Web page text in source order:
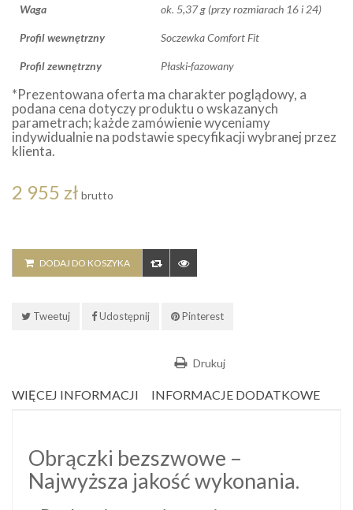
Waga ok. 5,37 g (przy rozmiarach 16 i 24)
Profil wewnętrzny Soczewka Comfort Fit
Profil zewnętrzny Płaski-fazowany
*Prezentowana oferta ma charakter poglądowy, a
podana cena dotyczy produktu o wskazanych
parametrach; każde zamówienie wyceniamy
indywidualnie na podstawie specyfikacji wybranej przez
klienta.
2 955 zł brutto
DODAJ DO KOSZYKA
Tweetuj Udostępnij Pinterest
Drukuj
WIĘCEJ INFORMACJI INFORMACJE DODATKOWE
Obrączki bezszwowe –
Najwyższa jakość wykonania.